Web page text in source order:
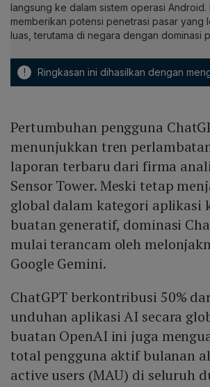
langsung ke dalam sistem operasi
memberikan potensi penetrasi pasar yang
luas, terutama di negara dengan dominasi
! Ringkasan ini dihasilkan dengan
Pertumbuhan pengguna
menunjukkan tren
laporan terbaru dari firma
Sensor Tower. Meski tetap
global dalam kategori aplikasi
buatan generatif, dominasi
mulai terancam oleh
Google Gemini.
ChatGPT berkontribusi 50%
unduhan aplikasi AI secara
buatan OpenAI ini juga
total pengguna aktif bulanan
active users (MAU) di seluruh